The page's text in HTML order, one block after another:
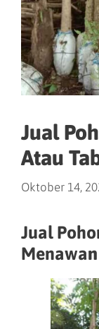
Jual
Atau
Oktober 14,
Jual
Menawan